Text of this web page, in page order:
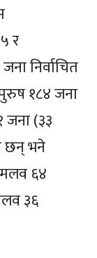
र
निर्वाचित
१८४ जना
जना (३३
छन् भने
६४
३६